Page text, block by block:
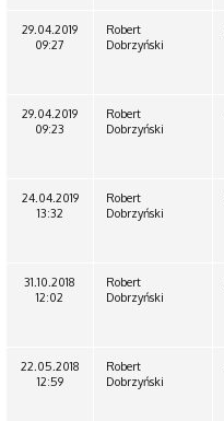
29.04.2019
09:27
Robert
Dobrzyński
29.04.2019
09:23
Robert
Dobrzyński
24.04.2019
13:32
Robert
Dobrzyński
31.10.2018
12:02
Robert
Dobrzyński
22.05.2018
12:59
Robert
Dobrzyński